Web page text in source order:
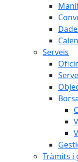
Serveis
Tràmits i